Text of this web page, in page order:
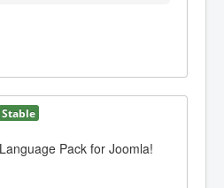
Stable
Pack for Joomla!